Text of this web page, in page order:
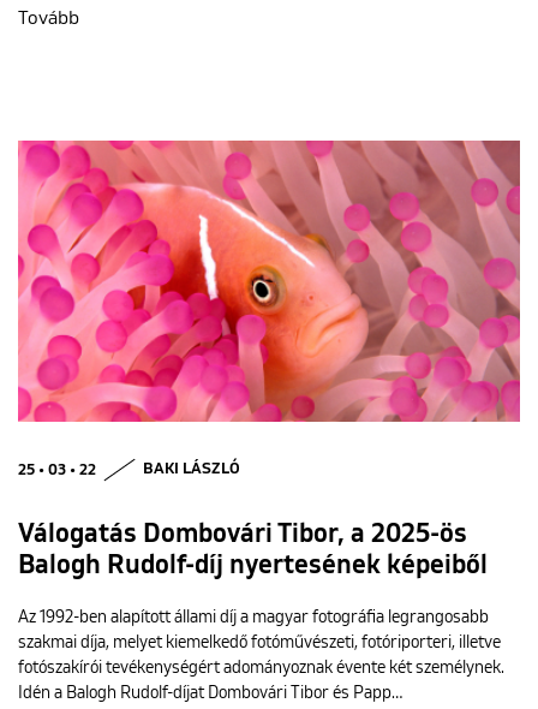
Tovább
25 • 03 • 22 BAKI LÁSZLÓ
Válogatás Dombovári Tibor, a 2025-ös
Balogh Rudolf-díj nyertesének képeiből
Az 1992-ben alapított állami díj a magyar fotográfia legrangosabb
szakmai díja, melyet kiemelkedő fotóművészeti, fotóriporteri, illetve
fotószakírói tevékenységért adományoznak évente két személynek.
Idén a Balogh Rudolf-díjat Dombovári Tibor és Papp…